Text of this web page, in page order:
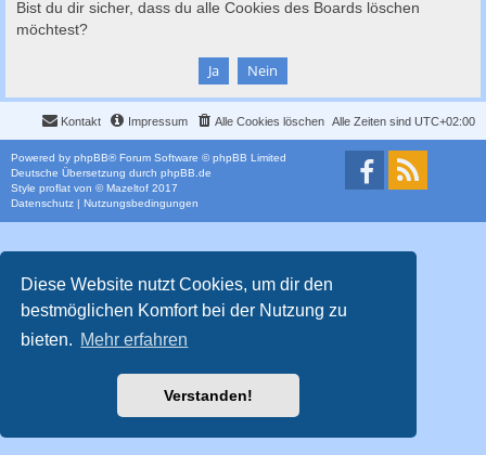
Diese Website nutzt Cookies, um dir den
bestmöglichen Komfort bei der Nutzung zu
bieten. Mehr erfahren
Verstanden!
Bist du dir sicher, dass du alle Cookies des Boards löschen
möchtest?
Alle Zeiten sind UTC+02:00
Alle Cookies löschen
Impressum
Kontakt
Powered by phpBB® Forum Software © phpBB Limited
Deutsche Übersetzung durch phpBB.de
Style proflat von ©Mazeltof 2017
Datenschutz | Nutzungsbedingungen